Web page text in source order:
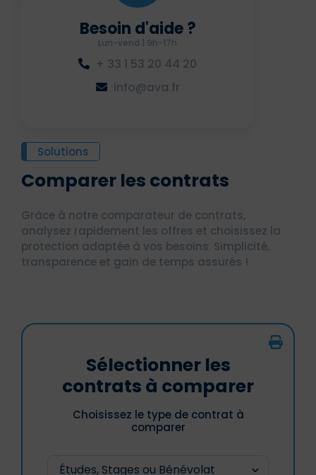
Solutions
Comparer les contrats
Grâce à notre comparateur de contrats,
analysez rapidement les offres et choisissez la
protection adaptée à vos besoins. Simplicité,
transparence et gain de temps assurés !
Besoin d'aide ?
Lun-vend | 9h-17h
+ 33 1 53 20 44 20
info@ava.fr
Sélectionner les
contrats à comparer
Choisissez le type de contrat à
comparer